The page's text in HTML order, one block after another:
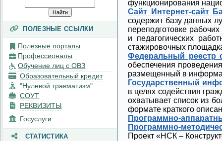
Руководство
Педагогический состав
Материально-
техническое
обеспечение и
оснащенность
образовательного
процесса. Доступная
среда
Платные
образовательные услуги
ПОЛЕЗНЫЕ ССЫЛКИ
Полезные порталы
Профессионалы
Обучение лиц с ОВЗ
Образовательный кредит
"Нулевой травматизм"
СОУТ
РЕКВИЗИТЫ
Госуслуги
СТАТИСТИКА
функционирования
Сайт Интернет-сайт
содержит базу данных
переподготовке
и педагогических
стажировочных
Федеральный реестр
обеспечения
размещенный в
Государственный
в целях содействия
охватывает список из
формате краткого
Программно-
Программно-
Проект «НСК –